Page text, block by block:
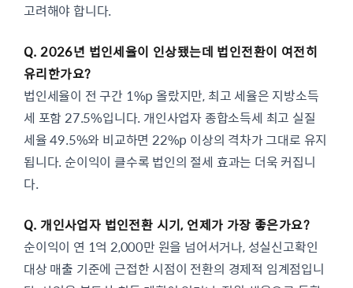
고려해야 합니다.
Q. 2026년 법인세율이 인상됐는데 법인전환이 여전히
유리한가요?
법인세율이 전 구간 1%p 올랐지만, 최고 세율은 지방소득
세 포함 27.5%입니다. 개인사업자 종합소득세 최고 실질
세율 49.5%와 비교하면 22%p 이상의 격차가 그대로 유지
됩니다. 순이익이 클수록 법인의 절세 효과는 더욱 커집니
다.
Q. 개인사업자 법인전환 시기, 언제가 가장 좋은가요?
순이익이 연 1억 2,000만 원을 넘어서거나, 성실신고확인
대상 매출 기준에 근접한 시점이 전환의 경제적 임계점입니